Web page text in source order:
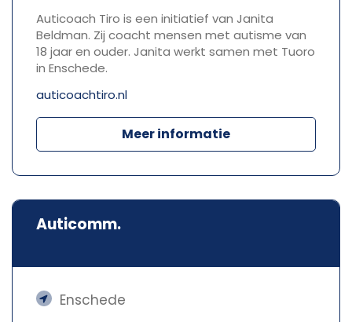
Auticoach Tiro is een initiatief van Janita
Beldman. Zij coacht mensen met autisme van
18 jaar en ouder. Janita werkt samen met Tuoro
in Enschede.
auticoachtiro.nl
Meer informatie
Auticomm.
Enschede